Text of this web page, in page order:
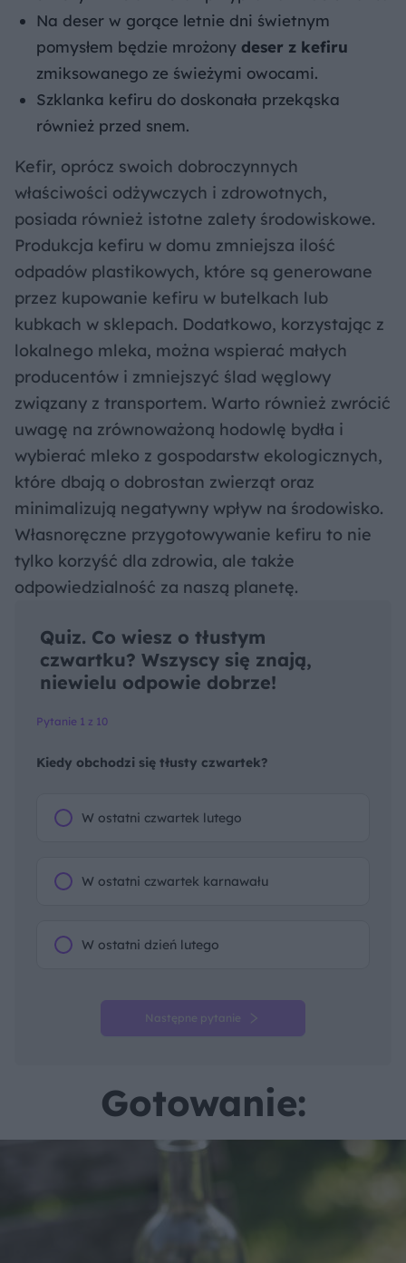
Na deser w gorące letnie dni świetnym
pomysłem będzie mrożony deser z kefiru
zmiksowanego ze świeżymi owocami.
Szklanka kefiru do doskonała przekąska
również przed snem.
Kefir, oprócz swoich dobroczynnych
właściwości odżywczych i zdrowotnych,
posiada również istotne zalety środowiskowe.
Produkcja kefiru w domu zmniejsza ilość
odpadów plastikowych, które są generowane
przez kupowanie kefiru w butelkach lub
kubkach w sklepach. Dodatkowo, korzystając z
lokalnego mleka, można wspierać małych
producentów i zmniejszyć ślad węglowy
związany z transportem. Warto również zwrócić
uwagę na zrównoważoną hodowlę bydła i
wybierać mleko z gospodarstw ekologicznych,
które dbają o dobrostan zwierząt oraz
minimalizują negatywny wpływ na środowisko.
Własnoręczne przygotowywanie kefiru to nie
tylko korzyść dla zdrowia, ale także
odpowiedzialność za naszą planetę.
Quiz. Co wiesz o tłustym
czwartku? Wszyscy się znają,
niewielu odpowie dobrze!
Pytanie 1 z 10
Kiedy obchodzi się tłusty czwartek?
W ostatni czwartek lutego
W ostatni czwartek karnawału
W ostatni dzień lutego
Następne pytanie
Gotowanie: